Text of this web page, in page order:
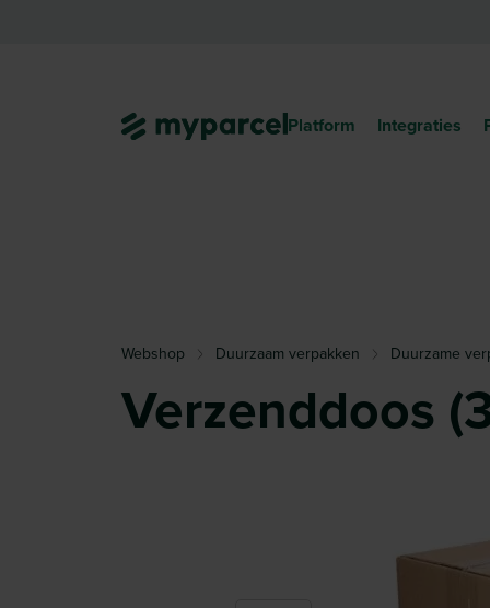
Platform Integraties
Webshop Duurzaam verpakken Duurzame
Verzenddoos